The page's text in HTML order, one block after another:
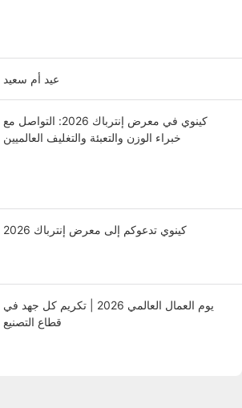
عيد أم سعيد
كينوي في معرض إنترباك 2026: التواصل مع
خبراء الوزن والتعبئة والتغليف العالميين
كينوي تدعوكم إلى معرض إنترباك 2026
يوم العمال العالمي 2026 | تكريم كل جهد في
قطاع التصنيع